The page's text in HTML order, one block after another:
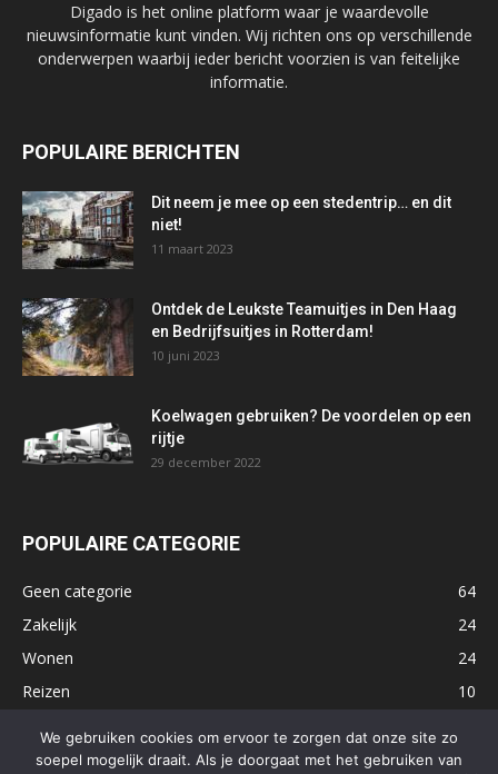
Digado is het online platform waar je waardevolle
nieuwsinformatie kunt vinden. Wij richten ons op verschillende
onderwerpen waarbij ieder bericht voorzien is van feitelijke
informatie.
POPULAIRE BERICHTEN
Dit neem je mee op een stedentrip… en dit
niet!
11 maart 2023
Ontdek de Leukste Teamuitjes in Den Haag
en Bedrijfsuitjes in Rotterdam!
10 juni 2023
Koelwagen gebruiken? De voordelen op een
rijtje
29 december 2022
POPULAIRE CATEGORIE
Geen categorie
64
Zakelijk
24
Wonen
24
Reizen
10
We gebruiken cookies om ervoor te zorgen dat onze site zo
soepel mogelijk draait. Als je doorgaat met het gebruiken van